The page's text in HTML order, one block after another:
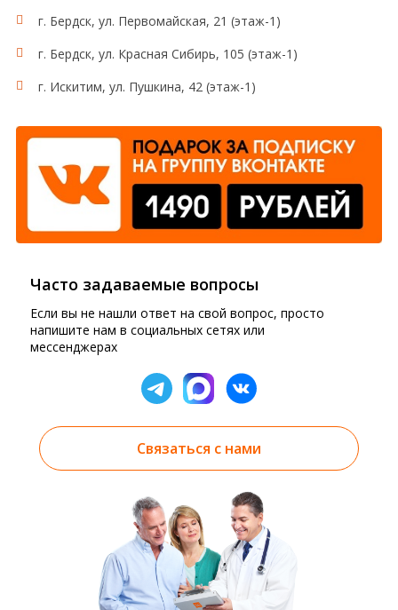
г. Бердск, ул. Первомайская, 21 (этаж-1)
г. Бердск, ул. Красная Сибирь, 105 (этаж-1)
г. Искитим, ул. Пушкина, 42 (этаж-1)
Часто задаваемые вопросы
Если вы не нашли ответ на свой вопрос, просто
напишите нам в социальных сетях или
мессенджерах
Связаться с нами